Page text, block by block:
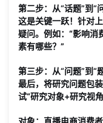
第二步：从“话题”到“
这是关键一跃！针对
疑问。例如：“影响消
素有哪些？”
第三步：从“问题”到“
最后，将研究问题包
试“研究对象+研究视
对象：直播电商消费者